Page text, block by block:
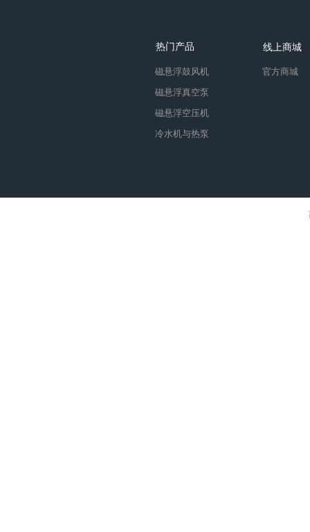
线上商城
官方商城
磁悬浮鼓风机
磁悬浮真空泵
磁悬浮空压机
冷水机与热泵
热门产品